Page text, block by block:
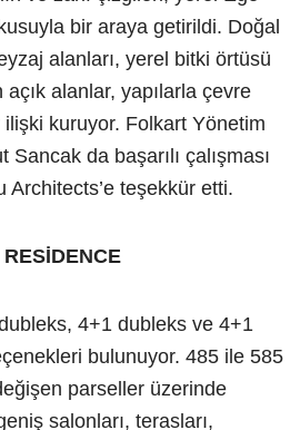
bir araya getirildi. Doğal
alanları, yerel bitki örtüsü
alanlar, yapılarla çevre
kuruyor. Folkart Yönetim
Sancak da başarılı çalışması
Architects’e teşekkür etti.
4+1 dubleks ve 4+1
bulunuyor. 485 ile 585
parseller üzerinde
salonları, terasları,